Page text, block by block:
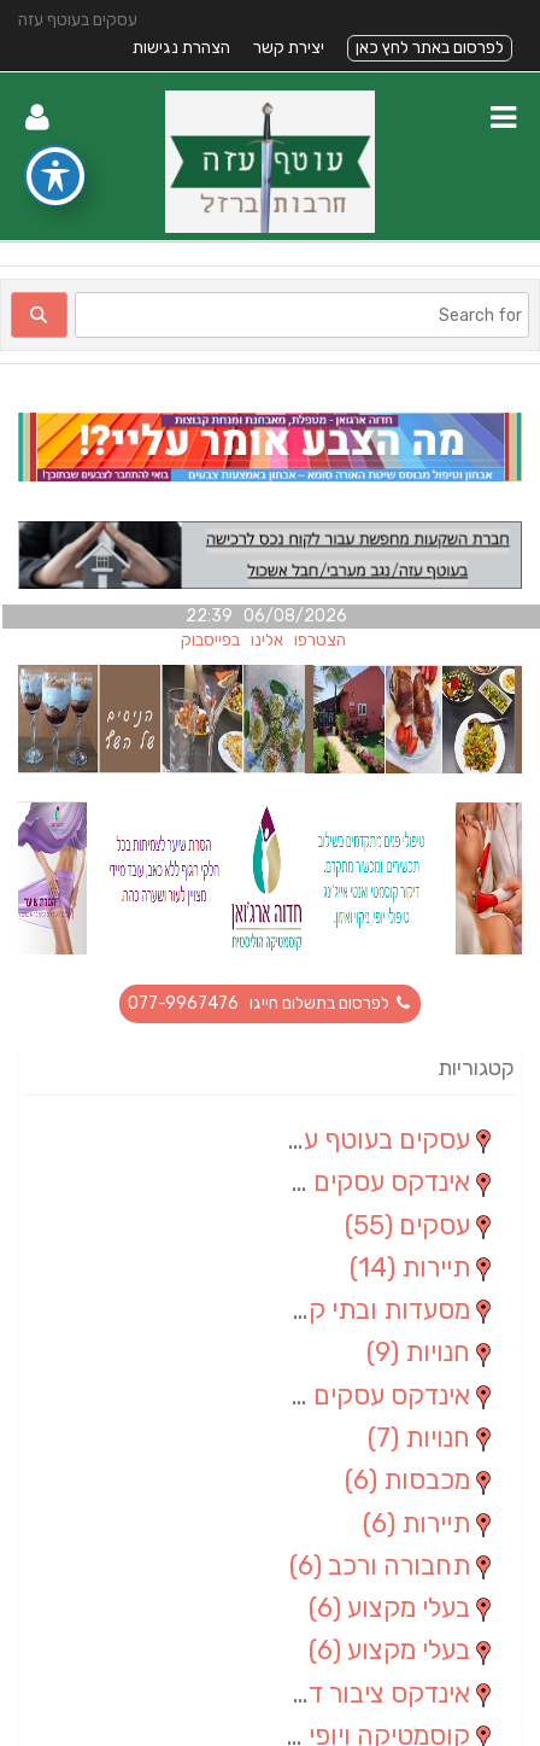
עסקים בעוטף עזה
לפרסום באתר לחץ כאן
יצירת קשר הצהרת נגישות
06/08/2026 22:39
הצטרפו אלינו בפייסבוק
לפרסום בתשלום חייגו 077-9967476
קטגוריות
עסקים בעוטף עזה
אינדקס עסקים מרחבי
עסקים (55)
תיירות (14)
מסעדות ובתי קפה
חנויות (9)
אינדקס עסקים ארצי
חנויות (7)
מכבסות (6)
תיירות (6)
תחבורה ורכב (6)
בעלי מקצוע (6)
בעלי מקצוע (6)
אינדקס ציבור דתי
קוסמטיקה ויופי (4)